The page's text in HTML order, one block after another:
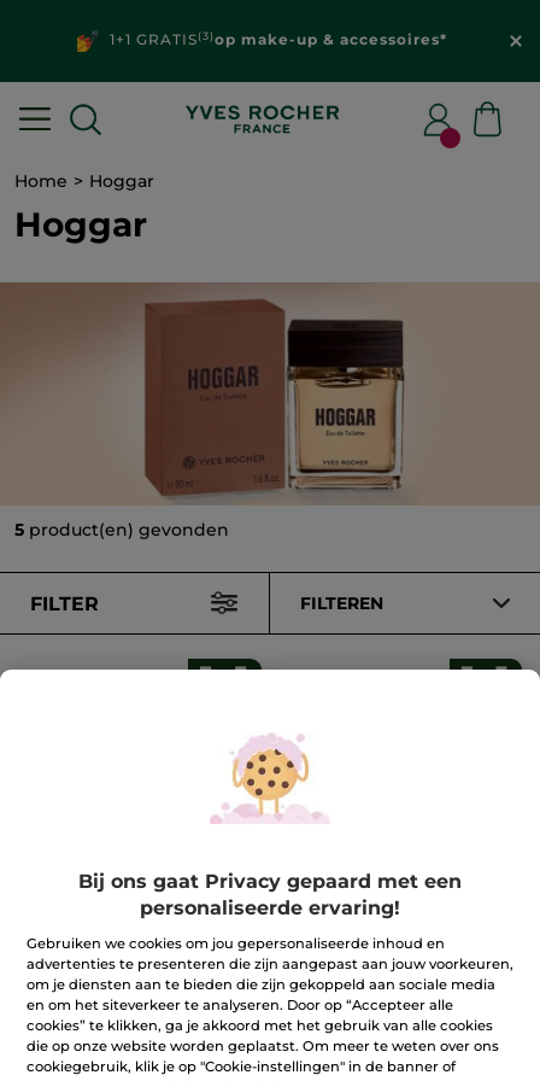
1+1 GRATIS(3)op make-up & accessoires*
Home Hoggar
Hoggar
5 product(en) gevonden
FILTER FILTEREN
Toilette 100 ml
49,90 €
Ter vergelijking
met de
adviesprijs:
99,80 €
1+1 GRATIS*(4)
IN
WINKELMANDJE
& Haar Hoggar 200 ml
12,90 €
Ter vergelijking
met de
adviesprijs:
25,80 €
1+1 GRATIS*(4)
IN
WINKELMANDJE
Bij ons gaat Privacy gepaard met een
personaliseerde ervaring!
Gebruiken we cookies om jou gepersonaliseerde inhoud en
advertenties te presenteren die zijn aangepast aan jouw voorkeuren,
om je diensten aan te bieden die zijn gekoppeld aan sociale media
en om het siteverkeer te analyseren. Door op “Accepteer alle
cookies” te klikken, ga je akkoord met het gebruik van alle cookies
die op onze website worden geplaatst. Om meer te weten over ons
cookiegebruik, klik je op "Cookie-instellingen" in de banner of